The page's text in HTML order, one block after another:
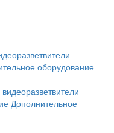
оборудование
Дополнительное